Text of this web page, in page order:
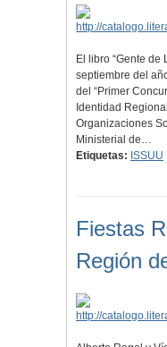
El libro “Gente de
septiembre del
del “Primer
Identidad
Organizaciones
Ministerial de…
Etiquetas: ISSUU
Fiestas
Región